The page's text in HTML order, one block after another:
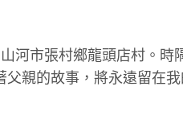
河市張村鄉龍頭店村。
親的故事，將永遠留在